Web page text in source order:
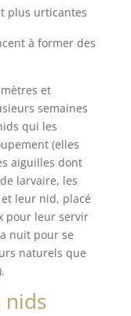
plus urticantes
à former des
et
semaines
qui les
(elles
aiguilles dont
larvaire, les
leur nid, placé
pour leur servir
nuit pour se
naturels que
nids